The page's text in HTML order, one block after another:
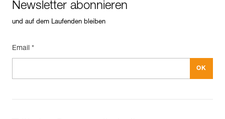
Newsletter abonnieren
und auf dem Laufenden bleiben
Email *